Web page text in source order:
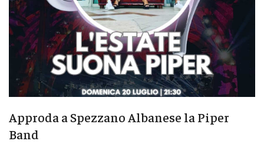
Approda a Spezzano Albanese la Piper
Band